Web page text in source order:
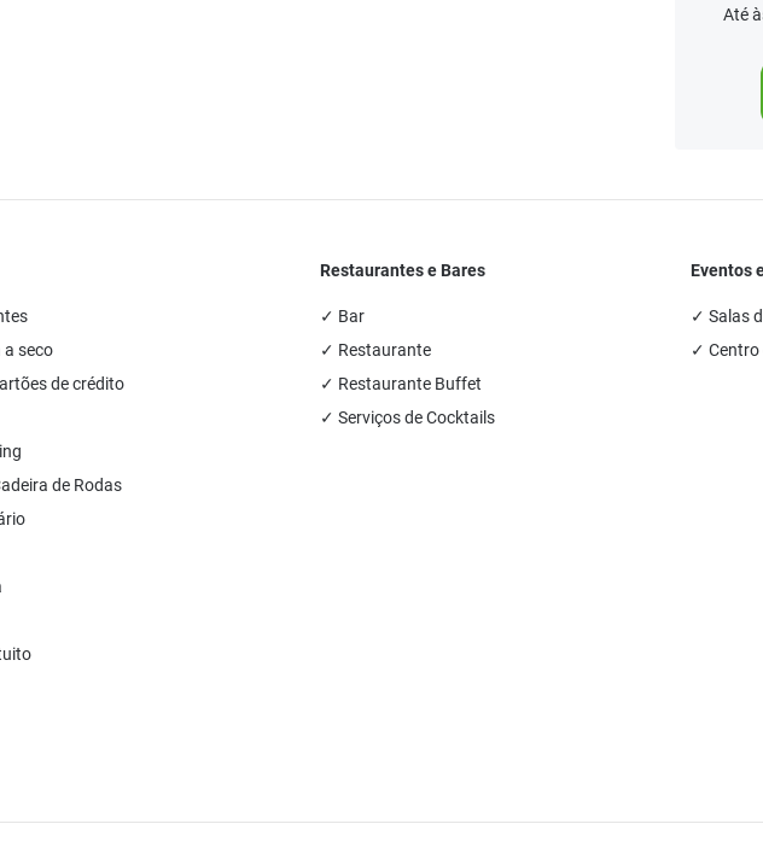
Até
seco
de crédito
de Rodas
Restaurantes e Bares
✓ Bar
✓ Restaurante
✓ Restaurante Buffet
✓ Serviços de Cocktails
Eventos
✓ Salas
✓ Centro